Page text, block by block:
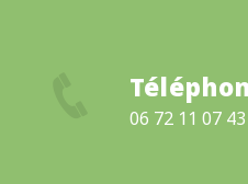
06 72 11 07 43